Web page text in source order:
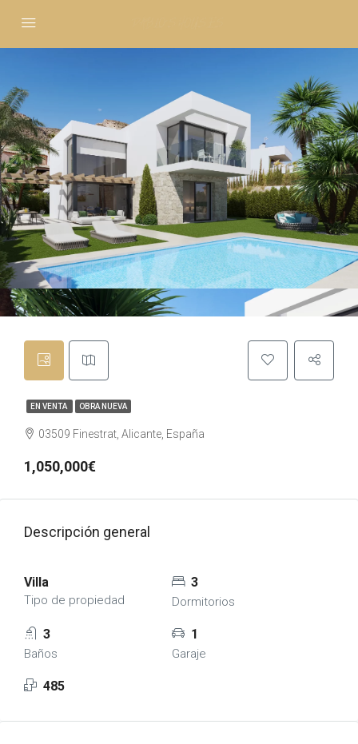
EN VENTA OBRA NUEVA
03509 Finestrat, Alicante, España
1,050,000€
Descripción general
Villa
Tipo de propiedad
3
Dormitorios
3
Baños
1
Garaje
485